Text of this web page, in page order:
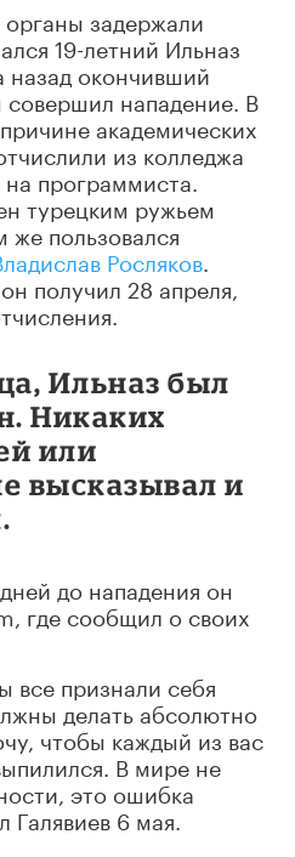
задержали
19-летний Ильназ
назад окончивший
нападение. В
академических
из колледжа
программиста.
турецким ружьем
же пользовался
Росляков
получил 28 апреля,
Ильназ был
Никаких
или
высказывал и
до нападения он
где сообщил о своих
все признали себя
делать абсолютно
чтобы каждый из вас
В мире не
это ошибка
Галявиев 6 мая.